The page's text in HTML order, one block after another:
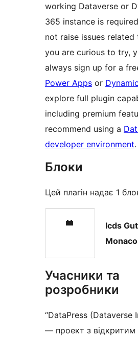
working Dataverse or
365 instance is
not raise issues
you are curious to try,
always sign up for a
Power Apps or
explore full plugin
including premium
recommend using a
developer environment.
Блоки
Цей плагін надає 1
Icds
Учасники та
розробники
“DataPress (Dataverse
— проект з відкритим